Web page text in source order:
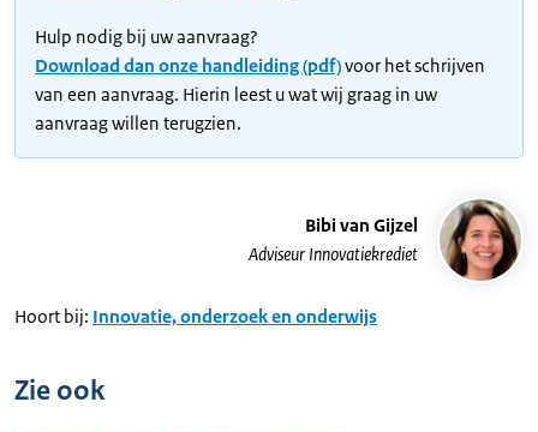
Hulp nodig bij uw aanvraag?
Download dan onze handleiding (pdf)voor het schrijven
van een aanvraag. Hierin leest u wat wij graag in uw
aanvraag willen terugzien.
Bibi van Gijzel
Adviseur Innovatiekrediet
Hoort bij: Innovatie, onderzoek en onderwijs
Zie ook